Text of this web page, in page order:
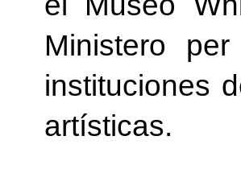
Ministero
instituciones
artísticas.